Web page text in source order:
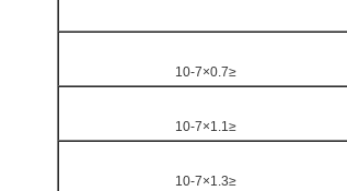
≤0.7×10-7
≤1.1×10-7
≤1.3×10-7